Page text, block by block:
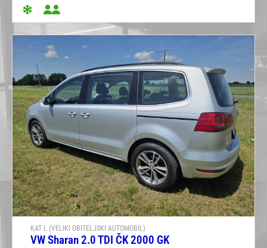
KAT L (VELIKI OBITELJSKI AUTOMOBIL)
VW Sharan 2.0 TDI ČK 2000 GK